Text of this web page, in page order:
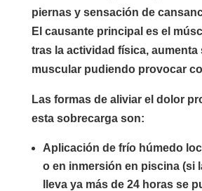
piernas y sensación de
El causante principal es el
tras la actividad física, aumenta
muscular pudiendo provocar
Las formas de aliviar el dolor
esta sobrecarga son:
Aplicación de frío húmedo
o en inmersión en piscina (si
lleva ya más de 24 horas se